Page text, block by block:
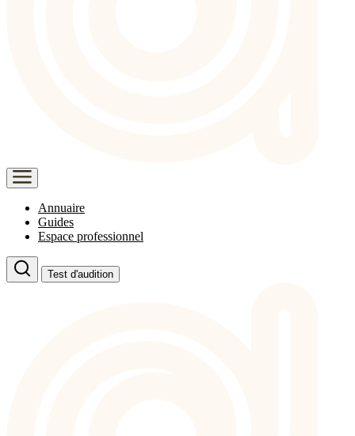
Annuaire
Guides
Espace professionnel
Test d'audition